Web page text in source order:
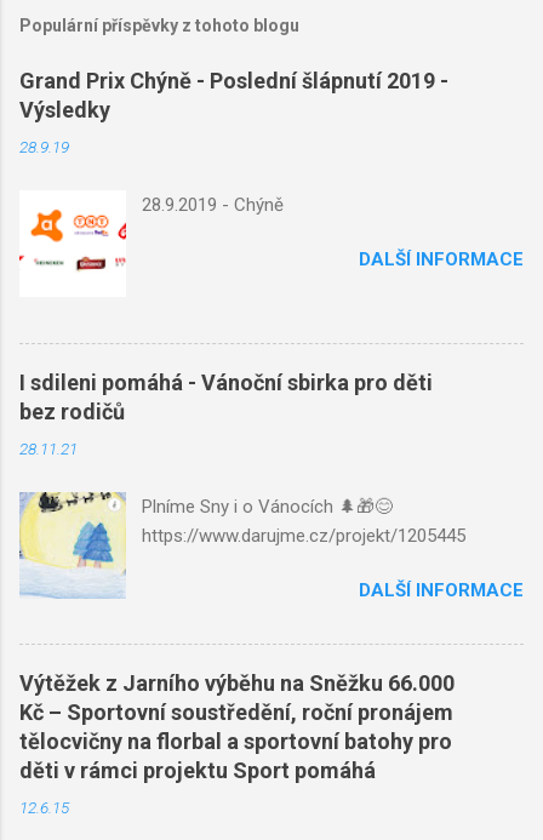
Populární příspěvky z tohoto blogu
Grand Prix Chýně - Poslední šlápnutí 2019 -
Výsledky
28.9.19
28.9.2019 - Chýně
DALŠÍ INFORMACE
I sdileni pomáhá - Vánoční sbirka pro děti
bez rodičů
28.11.21
Plníme Sny i o Vánocích 🌲🎁😊
https://www.darujme.cz/projekt/1205445
DALŠÍ INFORMACE
Výtěžek z Jarního výběhu na Sněžku 66.000
Kč – Sportovní soustředění, roční pronájem
tělocvičny na florbal a sportovní batohy pro
děti v rámci projektu Sport pomáhá
12.6.15